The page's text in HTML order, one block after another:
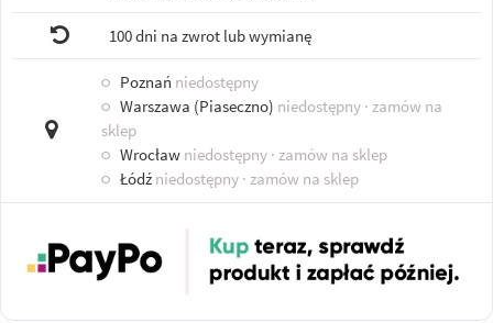
100 dni na zwrot lub wymianę
○ Poznań niedostępny
○ Warszawa (Piaseczno) niedostępny · zamów na
sklep
○ Wrocław niedostępny · zamów na sklep
○ Łódź niedostępny · zamów na sklep